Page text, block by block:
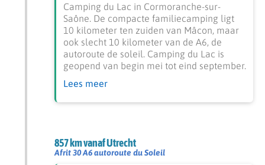
Camping du Lac in Cormoranche-sur-
Saône. De compacte familiecamping ligt
10 kilometer ten zuiden van Mâcon, maar
ook slecht 10 kilometer van de A6, de
autoroute de soleil. Camping du Lac is
geopend van begin mei tot eind september.
Lees meer
857 km vanaf Utrecht
Afrit 30 A6 autoroute du Soleil